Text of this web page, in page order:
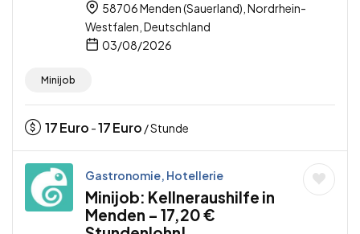
58706 Menden (Sauerland), Nordrhein-
Westfalen, Deutschland
03/08/2026
Minijob
17Euro -17Euro / Stunde
Gastronomie, Hotellerie
Minijob: Kellneraushilfe in
Menden – 17,20 €